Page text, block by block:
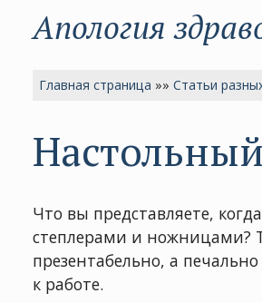
Апология
Главная страница »» Статьи
Что вы представляете,
степлерами и ножницами?
презентабельно, а
к работе.